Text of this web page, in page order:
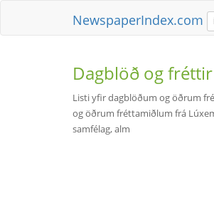
NewspaperIndex.com
Dagblöð og
Listi yfir dagblöðum og öðrum
og öðrum fréttamiðlum frá
samfélag, alm